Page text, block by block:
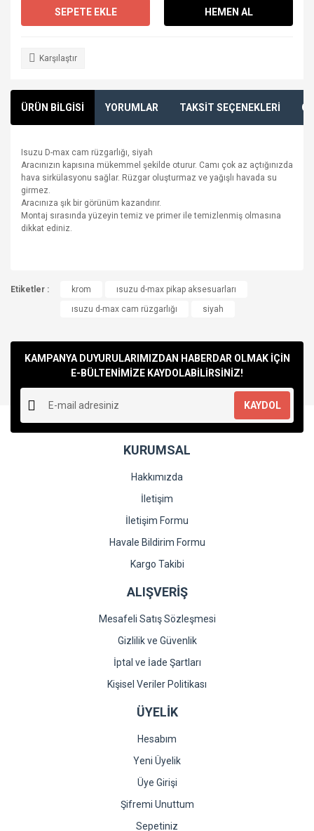
SEPETE EKLE HEMEN AL
Karşılaştır
ÜRÜN BİLGİSİ YORUMLAR TAKSİT SEÇENEKLERİ
Isuzu D-max cam rüzgarlığı, siyah
Aracınızın kapısına mükemmel şekilde oturur. Camı çok az açtığınızda
hava sirkülasyonu sağlar. Rüzgar oluşturmaz ve yağışlı havada su
girmez.
Aracınıza şık bir görünüm kazandırır.
Montaj sırasında yüzeyin temiz ve primer ile temizlenmiş olmasına
dikkat ediniz.
Bu ürüne ilk yorumu siz yapın!
Yorum Yaz
konularda yetersiz gördüğünüz noktaları öneri formunu
kullanarak tarafımıza iletebilirsiniz.
Görüş ve önerileriniz için teşekkür ederiz.
Ürün resmi kalitesiz, bozuk veya görüntülenemiyor.
Ürün açıklamasında eksik bilgiler bulunuyor.
Ürün fiyatı diğer sitelerden daha pahalı.
Bu ürüne benzer farklı alternatifler olmalı.
Gönder
Etiketler : krom
ısuzu d-max pikap aksesuarları
ısuzu d-max cam rüzgarlığı
siyah
KAMPANYA DUYURULARIMIZDAN HABERDAR OLMAK İÇİN
E-BÜLTENİMİZE KAYDOLABİLİRSİNİZ!
KAYDOL
KURUMSAL
Hakkımızda
İletişim
İletişim Formu
Havale Bildirim Formu
Kargo Takibi
ALIŞVERİŞ
Mesafeli Satış Sözleşmesi
Gizlilik ve Güvenlik
İptal ve İade Şartları
Kişisel Veriler Politikası
ÜYELİK
Hesabım
Yeni Üyelik
Üye Girişi
Şifremi Unuttum
Sepetiniz